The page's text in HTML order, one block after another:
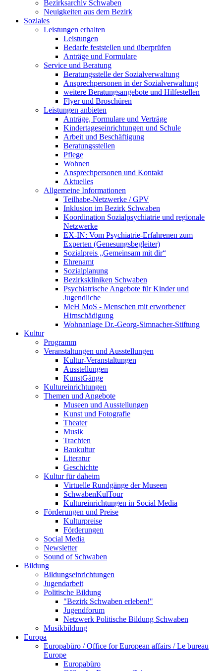
Bezirksarchiv Schwaben
Neuigkeiten aus dem Bezirk
Soziales
Leistungen erhalten
Leistungen
Bedarfe feststellen und überprüfen
Anträge und Formulare
Service und Beratung
Beratungsstelle der Sozialverwaltung
Ansprechpersonen in der Sozialverwaltung
weitere Beratungsangebote und Hilfestellen
Flyer und Broschüren
Leistungen anbieten
Anträge, Formulare und Verträge
Kindertageseinrichtungen und Schule
Arbeit und Beschäftigung
Beratungsstellen
Pflege
Wohnen
Ansprechpersonen und Kontakt
Aktuelles
Allgemeine Informationen
Teilhabe-Netzwerke / GPV
Inklusion im Bezirk Schwaben
Koordination Sozialpsychiatrie und regionale
Netzwerke
EX-IN: Vom Psychiatrie-Erfahrenen zum
Experten (Genesungsbegleiter)
Sozialpreis „Gemeinsam mit dir“
Ehrenamt
Sozialplanung
Bezirkskliniken Schwaben
Psychiatrische Angebote für Kinder und
Jugendliche
MeH MoS - Menschen mit erworbener
Hirnschädigung
Wohnanlage Dr.-Georg-Simnacher-Stiftung
Kultur
Programm
Veranstaltungen und Ausstellungen
Kultur-Veranstaltungen
Ausstellungen
KunstGänge
Kultureinrichtungen
Themen und Angebote
Museen und Ausstellungen
Kunst und Fotografie
Theater
Musik
Trachten
Baukultur
Literatur
Geschichte
Kultur für daheim
Virtuelle Rundgänge der Museen
SchwabenKulTour
Kultureinrichtungen in Social Media
Förderungen und Preise
Kulturpreise
Förderungen
Social Media
Newsletter
Sound of Schwaben
Bildung
Bildungseinrichtungen
Jugendarbeit
Politische Bildung
"Bezirk Schwaben erleben!"
Jugendforum
Netzwerk Politische Bildung Schwaben
Musikbildung
Europa
Europabüro / Office for European affairs / Le bureau
Europe
Europabüro